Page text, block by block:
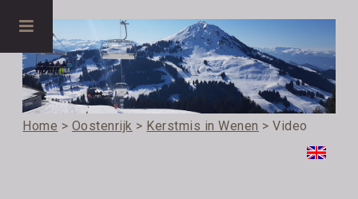
Home > Oostenrijk > Kerstmis in Wenen > Video